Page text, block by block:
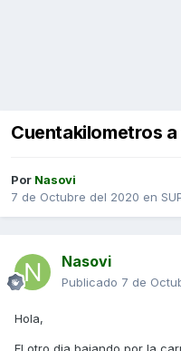
Cuentakilometros a
Por Nasovi
7 de Octubre del 2020 en
Nasovi
Publicado 7 de
Hola,